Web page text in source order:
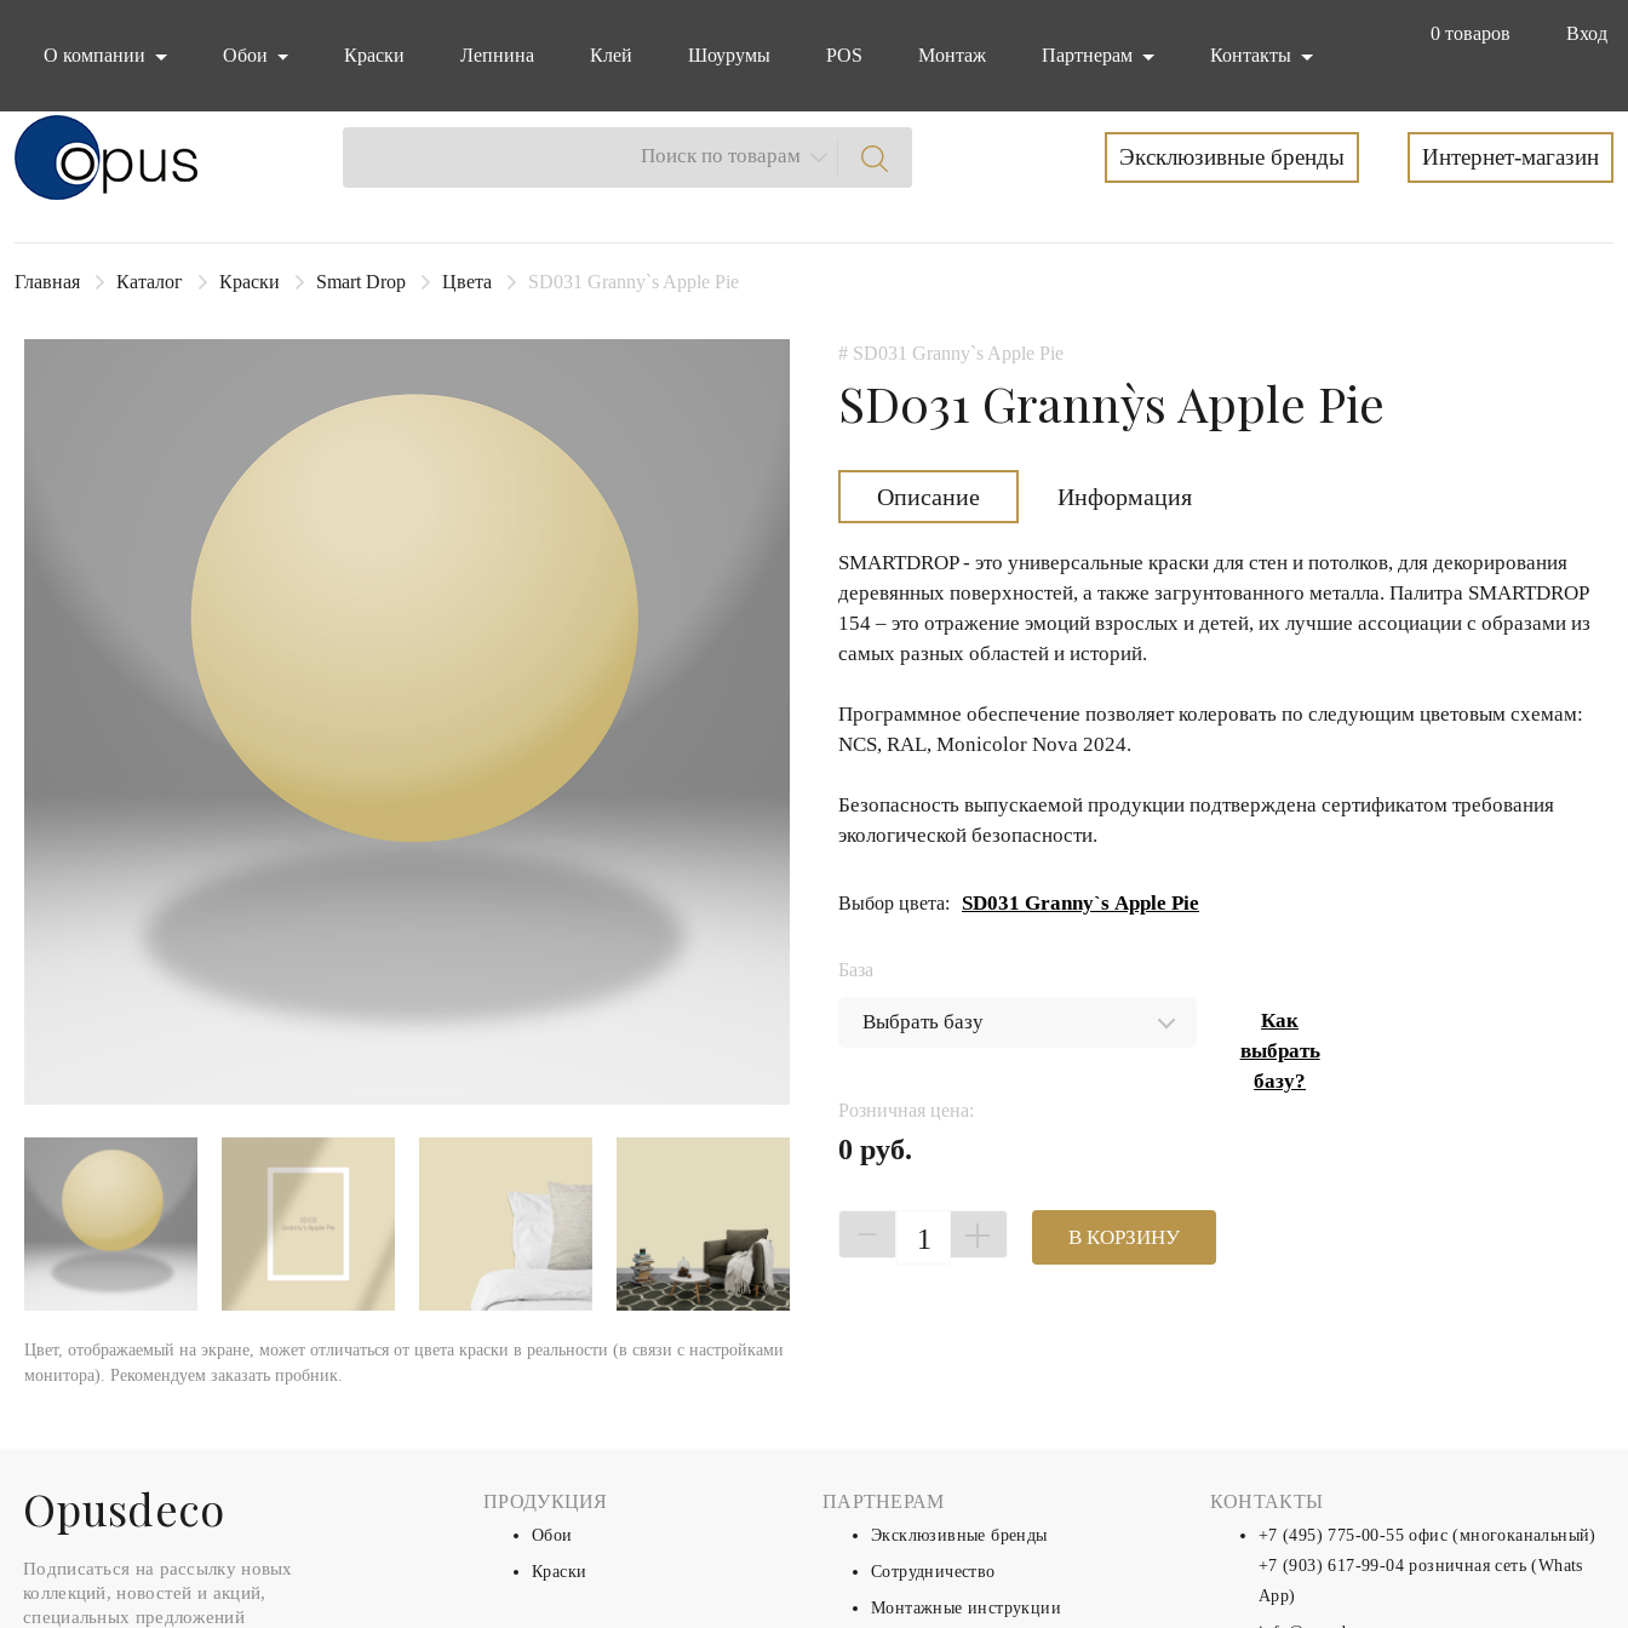
0 товаров
Вход
О компании
Обои Краски Лепнина Клей Шоурумы POS Монтаж Партнерам Контакты
Блок поиска Поиск по товарам Эксклюзивные бренды Интернет-магазин
Главная Каталог Краски Smart Drop Цвета SD031 Granny`s Apple Pie
Цвет, отображаемый на экране, может отличаться от цвета краски в реальности (в связи с настройками
монитора). Рекомендуем заказать пробник.
# SD031 Granny`s Apple Pie
SD031 Granny`s Apple Pie
Описание Информация
SMARTDROP - это универсальные краски для стен и потолков, для декорирования
деревянных поверхностей, а также загрунтованного металла. Палитра SMARTDROP
154 – это отражение эмоций взрослых и детей, их лучшие ассоциации с образами из
самых разных областей и историй.
Программное обеспечение позволяет колеровать по следующим цветовым схемам:
NCS, RAL, Monicolor Nova 2024.
Безопасность выпускаемой продукции подтверждена сертификатом требования
экологической безопасности.
Выбор цвета: SD031 Granny`s Apple Pie
База
Как
выбрать
базу?
Розничная цена:
0 руб.
1 В КОРЗИНУ
Оpusdeco
Подписаться на рассылку новых
коллекций, новостей и акций,
специальных предложений
ПРОДУКЦИЯ
Обои
Краски
ПАРТНЕРАМ
Эксклюзивные бренды
Сотрудничество
Монтажные инструкции
КОНТАКТЫ
+7 (495) 775-00-55 офис (многоканальный)
+7 (903) 617-99-04 розничная сеть (Whats
App)